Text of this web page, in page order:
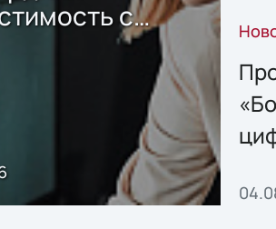
с
Sharx
данных